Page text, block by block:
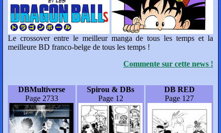
Le crossover entre le meilleur manga de tous les temps et la
meilleure BD franco-belge de tous les temps !
Commente sur cette news !
DBMultiverse
Page 2733
Spirou & DBs
Page 12
DB RED
Page 127